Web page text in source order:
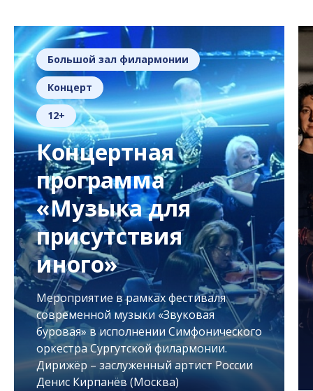
Большой зал филармонии
Концерт
12+
Концертная
программа
«Музыка для
присутствия
иного»
Мероприятие в рамках фестиваля
современной музыки «Звуковая
буровая» в исполнении Симфонического
оркестра Сургутской филармонии.
Дирижёр – заслуженный артист России
Денис Кирпанёв (Москва)